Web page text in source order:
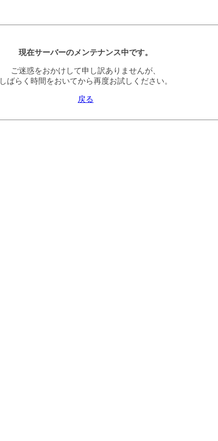
現在サーバーのメンテナンス中です。
ご迷惑をおかけして申し訳ありませんが、
しばらく時間をおいてから再度お試しください。
戻る